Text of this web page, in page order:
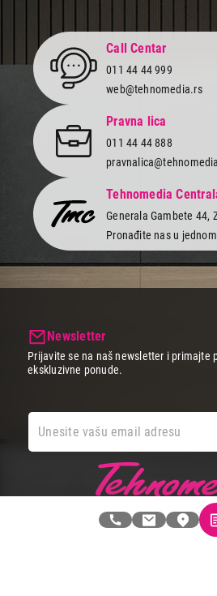
Call Centar
011 44 44 999
web@tehnomedia.rs
Pravna lica
011 44 44 888
Tehnomedia
Generala Gambete 44,
Pronađite nas u
Newsletter
Prijavite se na naš newsletter i primajte
ekskluzivne ponude.